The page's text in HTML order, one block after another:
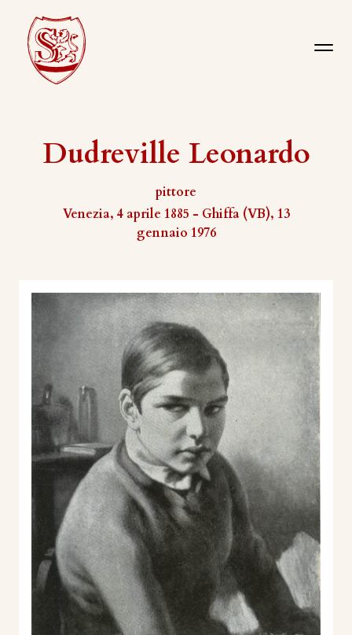
Dudreville Leonardo
pittore
Venezia, 4 aprile 1885 - Ghiffa (VB), 13
gennaio 1976